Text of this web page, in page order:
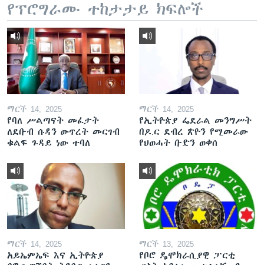
የፕሮግራሙ ተከታታይ ክፍሎች
ማርች 14, 2025
የባለ ሥልጣናት መፈታት
ለደቡብ ሱዳን ውጥረት መርገብ
ቁልፍ ጉዳይ ነው ተባለ
ማርች 14, 2025
የኢትዮጵያ ፌደራል መንግሥት
በዶ.ር ደብረ ጽዮን የሚመራው
የህወሓት ቡድን ወቀሰ
ማርች 14, 2025
አይኤምኤፍ እና ኢትዮጵያ
ማርች 13, 2025
የቦሮ ዴሞክራሲያዊ ፓርቲ